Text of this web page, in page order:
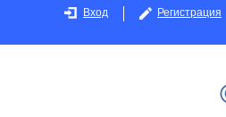
Вход Регистрация